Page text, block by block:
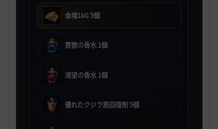
金塊1kG 5個
貫徹の香水 1個
渇望の香水 1個
優れたクジラ筋回復剤 5個